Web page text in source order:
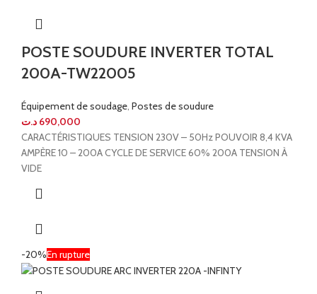
POSTE SOUDURE INVERTER TOTAL
200A-TW22005
Équipement de soudage, Postes de soudure
690,000 د.ت
CARACTÉRISTIQUES TENSION 230V – 50Hz POUVOIR 8,4 KVA
AMPÈRE 10 – 200A CYCLE DE SERVICE 60% 200A TENSION À
VIDE
-20%En rupture